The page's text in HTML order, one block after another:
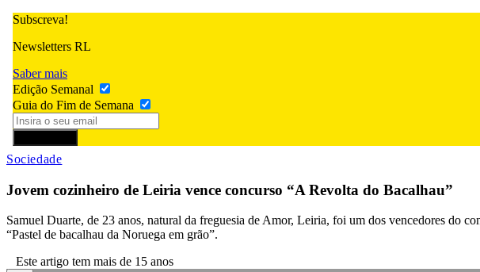
Subscreva!
Newsletters RL
Saber mais
Edição Semanal
Guia do Fim de Semana
Sociedade
Jovem cozinheiro de Leiria vence concurso “A Revolta do Bacalhau”
Samuel Duarte, de 23 anos, natural da freguesia de Amor, Leiria, foi um dos vencedores do
“Pastel de bacalhau da Noruega em grão”.
Este artigo tem mais de 15 anos